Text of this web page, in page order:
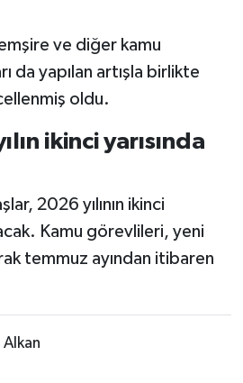
ve diğer kamu
da yapılan artışla birlikte
oldu.
ikinci yarısında
2026 yılının ikinci
Kamu görevlileri, yeni
temmuz ayından itibaren
Alkan